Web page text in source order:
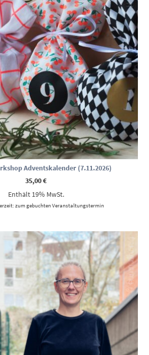
Adventskalender (7.11.2026)
35,00€
Enthält 19% MwSt.
zum gebuchten Veranstaltungstermin